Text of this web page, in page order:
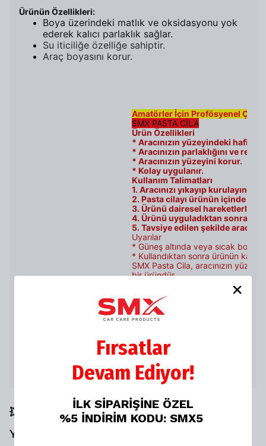
Ürünün Özellikleri:
Boya üzerindeki matlık ve oksidasyonu yok
ederek kalıcı parlaklık sağlar.
Su iticiliğe özelliğe sahiptir.
Araç boyasını korur.
Amatörler İçin Profösyenel
SMX PASTA CİLA
Ürün Özellikleri
* Aracınızın yüzeyindeki hafif
* Aracınızın parlaklığını ve
* Aracınızın yüzeyini korur.
* Kolay uygulanır.
Kullanım Talimatları
1. Aracınızı yıkayıp kurulayın.
2. Pasta cilayı ürünün içinde
3. Ürünü dairesel hareketlerle
4. Ürünü uyguladıktan sonra
5. Tavsiye edilen şekilde aracın
Uyarılar
* Güneş altında veya sıcak boya
* Kullandıktan sonra ürünün
SMX Pasta Cila, aracınızın
bir üründür.
💥💥 SANA ÖZEL NET %20 İNDİRİMİ
YAKALAMAN İÇİN SON 1
Fırsatlar
Devam Ediyor!
İLK SİPARİŞİNE ÖZEL
%5 İNDİRİM KODU: SMX5